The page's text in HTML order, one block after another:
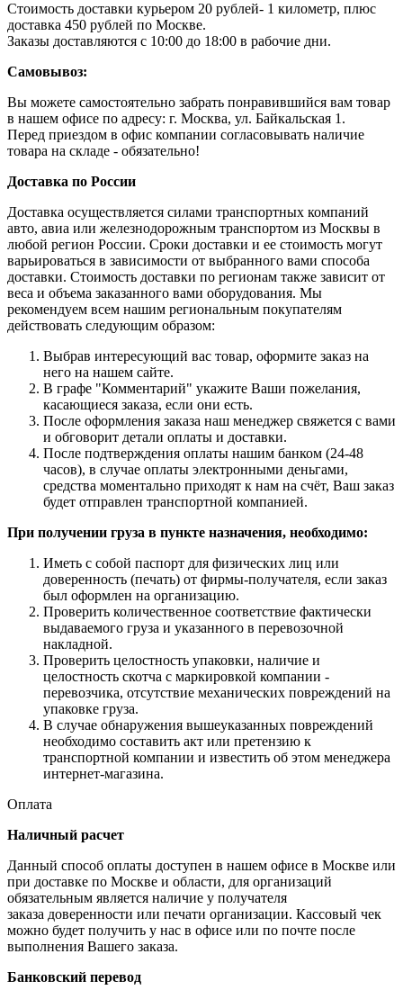
Стоимость доставки курьером 20 рублей- 1 километр, плюс
доставка 450 рублей по Москве.
Заказы доставляются с 10:00 до 18:00 в рабочие дни.
Самовывоз:
Вы можете самостоятельно забрать понравившийся вам товар
в нашем офисе по адресу: г. Москва, ул. Байкальская 1.
Перед приездом в офис компании согласовывать наличие
товара на складе - обязательно!
Доставка по России
Доставка осуществляется силами транспортных компаний
авто, авиа или железнодорожным транспортом из Москвы в
любой регион России. Сроки доставки и ее стоимость могут
варьироваться в зависимости от выбранного вами способа
доставки. Стоимость доставки по регионам также зависит от
веса и объема заказанного вами оборудования. Мы
рекомендуем всем нашим региональным покупателям
действовать следующим образом:
Выбрав интересующий вас товар, оформите заказ на
него на нашем сайте.
В графе "Комментарий" укажите Ваши пожелания,
касающиеся заказа, если они есть.
После оформления заказа наш менеджер свяжется с вами
и обговорит детали оплаты и доставки.
После подтверждения оплаты нашим банком (24-48
часов), в случае оплаты электронными деньгами,
средства моментально приходят к нам на счёт, Ваш заказ
будет отправлен транспортной компанией.
При получении груза в пункте назначения, необходимо:
Иметь с собой паспорт для физических лиц или
доверенность (печать) от фирмы-получателя, если заказ
был оформлен на организацию.
Проверить количественное соответствие фактически
выдаваемого груза и указанного в перевозочной
накладной.
Проверить целостность упаковки, наличие и
целостность скотча с маркировкой компании -
перевозчика, отсутствие механических повреждений на
упаковке груза.
В случае обнаружения вышеуказанных повреждений
необходимо составить акт или претензию к
транспортной компании и известить об этом менеджера
интернет-магазина.
Оплата
Наличный расчет
Данный способ оплаты доступен в нашем офисе в Москве или
при доставке по Москве и области, для организаций
обязательным является наличие у получателя
заказа доверенности или печати организации. Кассовый чек
можно будет получить у нас в офисе или по почте после
выполнения Вашего заказа.
Банковский перевод